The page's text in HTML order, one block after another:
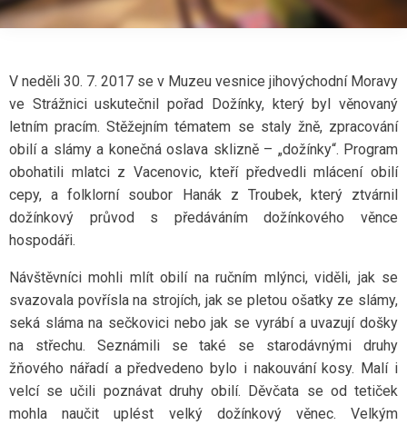
V neděli 30. 7. 2017 se v Muzeu vesnice jihovýchodní Moravy
ve Strážnici uskutečnil pořad Dožínky, který byl věnovaný
letním pracím. Stěžejním tématem se staly žně, zpracování
obilí a slámy a konečná oslava sklizně – „dožínky“. Program
obohatili mlatci z Vacenovic, kteří předvedli mlácení obilí
cepy, a folklorní soubor Hanák z Troubek, který ztvárnil
dožínkový průvod s předáváním dožínkového věnce
hospodáři.
Návštěvníci mohli mlít obilí na ručním mlýnci, viděli, jak se
svazovala povřísla na strojích, jak se pletou ošatky ze slámy,
seká sláma na sečkovici nebo jak se vyrábí a uvazují došky
na střechu. Seznámili se také se starodávnými druhy
žňového nářadí a předvedeno bylo i nakouvání kosy. Malí i
velcí se učili poznávat druhy obilí. Děvčata se od tetiček
mohla naučit uplést velký dožínkový věnec. Velkým